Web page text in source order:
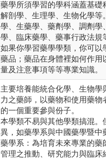
藥學所須學習的學科涵蓋基礎
解剖學、生理學、生物化學
學、生藥學、藥劑學、調劑學
學、臨床藥學、藥事行政法規
如果你學習藥學學類，你可
藥品；藥品在身體裡如何作用
量及注意事項等等專業知識。
主要培養能統合化學、生物
力之藥師，以藥物和使用藥
的一個重要參與份子。
本學類不易與其他學類搞混
異，如藥學系與中國藥學暨中
藥學系：為培育未來專業的
管理之推動、研究能力與臨